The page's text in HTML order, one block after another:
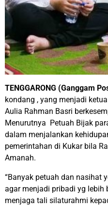
TENGGARONG (Ganggam
kondang , yang menjadi
Aulia Rahman Basri
Menurutnya Petuah Bijak
dalam menjalankan
pemerintahan di Kukar bila
Amanah.
“Banyak petuah dan nasihat
agar menjadi pribadi yg lebih
menjaga tali silaturahmi